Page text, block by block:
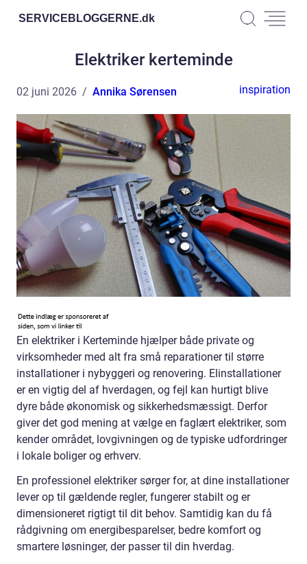
SERVICEBLOGGERNE.dk
Elektriker kerteminde
02 juni 2026 Annika Sørensen inspiration
En elektriker i Kerteminde hjælper både private og
virksomheder med alt fra små reparationer til større
installationer i nybyggeri og renovering. Elinstallationer
er en vigtig del af hverdagen, og fejl kan hurtigt blive
dyre både økonomisk og sikkerhedsmæssigt. Derfor
giver det god mening at vælge en faglært elektriker, som
kender området, lovgivningen og de typiske udfordringer
i lokale boliger og erhverv.
En professionel elektriker sørger for, at dine installationer
lever op til gældende regler, fungerer stabilt og er
dimensioneret rigtigt til dit behov. Samtidig kan du få
rådgivning om energibesparelser, bedre komfort og
smartere løsninger, der passer til din hverdag.